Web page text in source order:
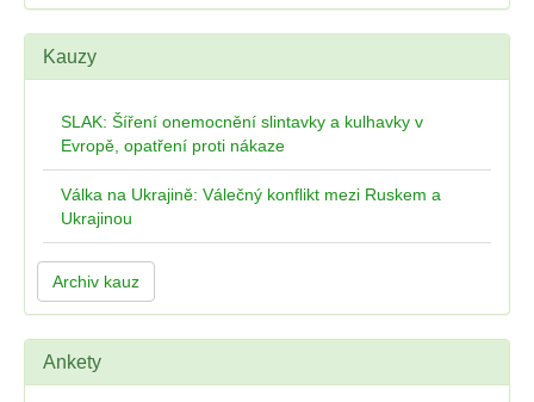
Kauzy
SLAK: Šíření onemocnění slintavky a kulhavky v
Evropě, opatření proti nákaze
Válka na Ukrajině: Válečný konflikt mezi Ruskem a
Ukrajinou
Archiv kauz
Ankety